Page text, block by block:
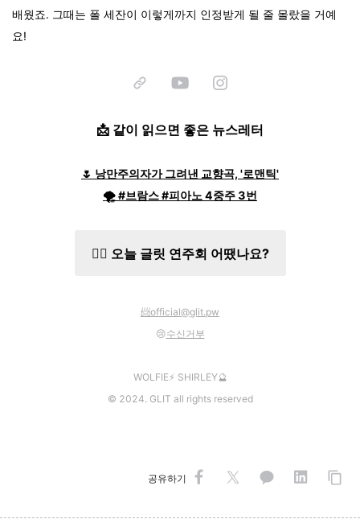
배웠죠. 그때는 폴 세잔이 이렇게까지 인정받게 될 줄 몰랐을 거예
요!
📩 같이 읽으면 좋은 뉴스레터
🌷 낭만주의자가 그려낸 교향곡, '로맨틱'
🌪 #브람스 #피아노 4중주 3번
✍🏻 오늘 글릿 연주회 어땠나요?
📨official@glit.pw
😢수신거부
WOLFIE⚡️ SHIRLEY🔮
©️ 2024. GLIT all rights reserved
공유하기